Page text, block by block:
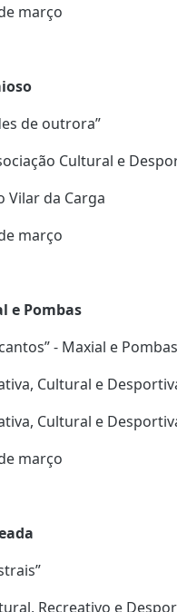
março
de outrora”
Cultural e
Vilar da Carga
março
e Pombas
- Maxial e Pombas
Cultural e
Cultural e
março
Recreativo e